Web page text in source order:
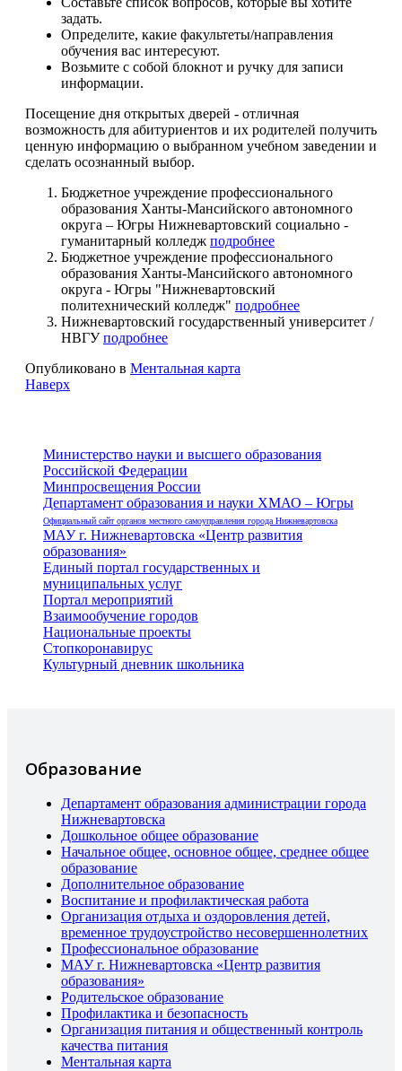
задать.
Определите, какие факультеты/направления
обучения вас интересуют.
Возьмите с собой блокнот и ручку для записи
информации.
Посещение дня открытых дверей - отличная
возможность для абитуриентов и их родителей получить
ценную информацию о выбранном учебном заведении и
сделать осознанный выбор.
Бюджетное учреждение профессионального
образования Ханты-Мансийского автономного
округа – Югры Нижневартовский социально -
гуманитарный колледж подробнее
Бюджетное учреждение профессионального
образования Ханты-Мансийского автономного
округа - Югры "Нижневартовский
политехнический колледж" подробнее
Нижневартовский государственный университет /
НВГУподробнее
Опубликовано в Ментальная карта
Наверх
Министерство науки и высшего образования
Российской Федерации
Минпросвещения России
Департамент образования и науки ХМАО – Югры
Официальный сайт органов местного самоуправления города Нижневартовска
МАУ г. Нижневартовска «Центр развития
образования»
Единый портал государственных и
муниципальных услуг
Портал мероприятий
Взаимообучение городов
Национальные проекты
Стопкоронавирус
Культурный дневник школьника
Образование
Департамент образования администрации города
Нижневартовска
Дошкольное общее образование
Начальное общее, основное общее, среднее общее
образование
Дополнительное образование
Воспитание и профилактическая работа
Организация отдыха и оздоровления детей,
временное трудоустройство несовершеннолетних
Профессиональное образование
МАУ г. Нижневартовска «Центр развития
образования»
Родительское образование
Профилактика и безопасность
Организация питания и общественный контроль
качества питания
Ментальная карта